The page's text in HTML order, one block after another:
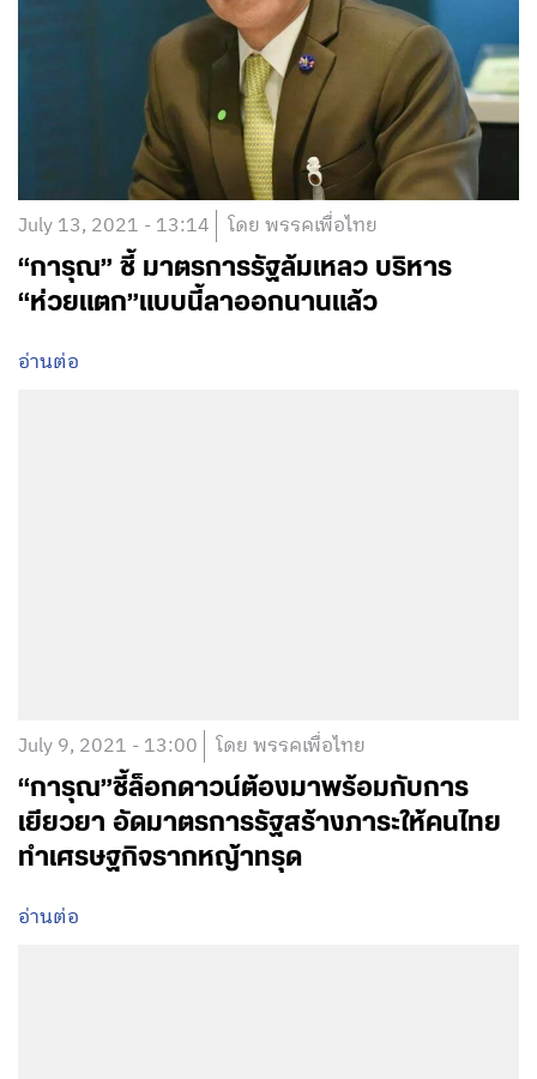
July 13, 2021 - 13:14 โดย พรรคเพื่อไทย
“การุณ” ชี้ มาตรการรัฐล้มเหลว บริหาร
“ห่วยแตก”​แบบนี้ลาออกนานแล้ว
อ่านต่อ
July 9, 2021 - 13:00 โดย พรรคเพื่อไทย
“การุณ”ชี้ล็อกดาวน์ต้องมาพร้อมกับการ
เยียวยา อัดมาตรการรัฐสร้างภาระให้คนไทย
ทำเศรษฐกิจรากหญ้าทรุด
อ่านต่อ